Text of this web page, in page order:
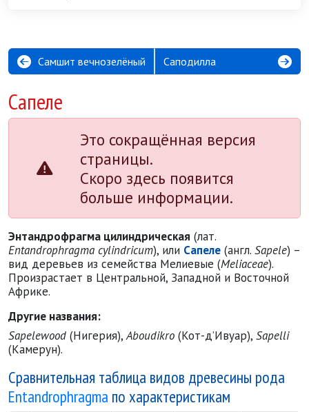
Самшит вечнозелёный Саподилла
Сапеле
Это сокращённая версия
страницы.
Скоро здесь появится
больше информации.
Энтандрофрагма цилиндрическая (лат.
Entandrophragma cylindricum), или Сапеле (англ. Sapele) –
вид деревьев из семейства Мелиевые (Meliaceae).
Произрастает в Центральной, Западной и Восточной
Африке.
Другие названия:
Sapelewood (Нигерия),Aboudikro (Кот-д’Ивуар), Sapelli
(Камерун).
Сравнительная таблица видов древесины рода
Entandrophragma по характеристикам